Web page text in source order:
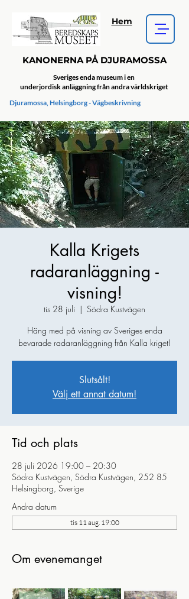
KANONERNA PÅ DJURAMOSSA
Djuramossa, Helsingborg - Vägbeskrivning
Sveriges enda museum i en
underjordisk anläggning från andra världskriget
Hem
Kalla Krigets
radaranläggning -
visning!
tis 28 juli
  |
Södra Kustvägen
Häng med på visning av Sveriges enda
bevarade radaranläggning från Kalla kriget!
Slutsålt!
Välj ett annat datum!
Tid och plats
28 juli 2026 19:00 – 20:30
Södra Kustvägen, Södra Kustvägen, 252 85
Helsingborg, Sverige
Andra datum
tis 11 aug. 19:00
Om evenemanget